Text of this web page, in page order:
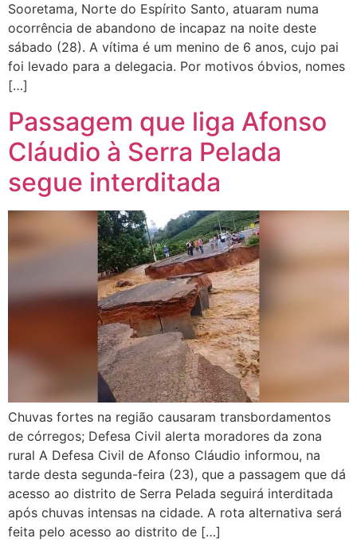
Sooretama, Norte do Espírito Santo, atuaram numa
ocorrência de abandono de incapaz na noite deste
sábado (28). A vítima é um menino de 6 anos, cujo pai
foi levado para a delegacia. Por motivos óbvios, nomes
[…]
Passagem que liga Afonso
Cláudio à Serra Pelada
segue interditada
Chuvas fortes na região causaram transbordamentos
de córregos; Defesa Civil alerta moradores da zona
rural A Defesa Civil de Afonso Cláudio informou, na
tarde desta segunda-feira (23), que a passagem que dá
acesso ao distrito de Serra Pelada seguirá interditada
após chuvas intensas na cidade. A rota alternativa será
feita pelo acesso ao distrito de […]